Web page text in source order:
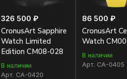
326 500 ₽
CronusArt Sapphire
Watch Limited
Edition CM08-028
В наличии
Арт. CA-0420
86 500 ₽
CronusArt
Watch
В наличии
Арт. CA-0405